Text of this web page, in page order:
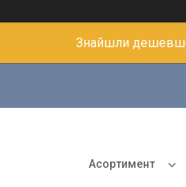
Знайшли
Асортимент